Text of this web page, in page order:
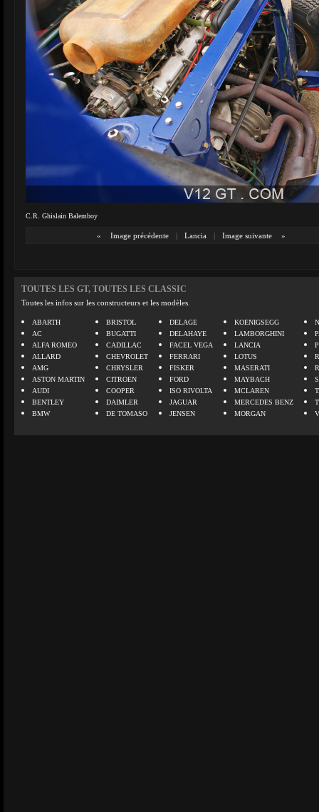
C.R. Ghislain Balemboy
« Image précédente | Lancia | Image suivante »
TOUTES LES GT, TOUTES LES CLASSIC
Toutes les infos sur les constructeurs et les modèles.
ABARTH
AC
ALFA ROMEO
ALLARD
AMG
ASTON MARTIN
AUDI
BENTLEY
BMW
BRISTOL
BUGATTI
CADILLAC
CHEVROLET
CHRYSLER
CITROEN
COOPER
DAIMLER
DE TOMASO
DELAGE
DELAHAYE
FACEL VEGA
FERRARI
FISKER
FORD
ISO RIVOLTA
JAGUAR
JENSEN
KOENIGSEGG
LAMBORGHINI
LANCIA
LOTUS
MASERATI
MAYBACH
MCLAREN
MERCEDES BENZ
MORGAN